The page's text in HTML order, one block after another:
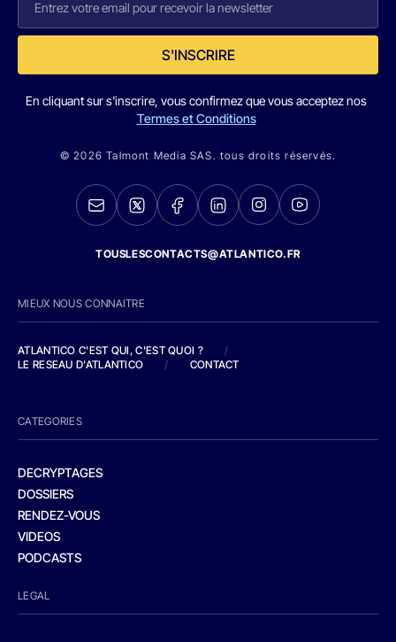
S'INSCRIRE
En cliquant sur s'inscrire, vous confirmez que vous acceptez nos
Termes et Conditions
© 2026 Talmont Media SAS. tous droits réservés.
TOUSLESCONTACTS@ATLANTICO.FR
MIEUX NOUS CONNAITRE
ATLANTICO C'EST QUI, C'EST QUOI ?
/
LE RESEAU D'ATLANTICO
/ CONTACT
CATEGORIES
DECRYPTAGES
DOSSIERS
RENDEZ-VOUS
VIDEOS
PODCASTS
LEGAL